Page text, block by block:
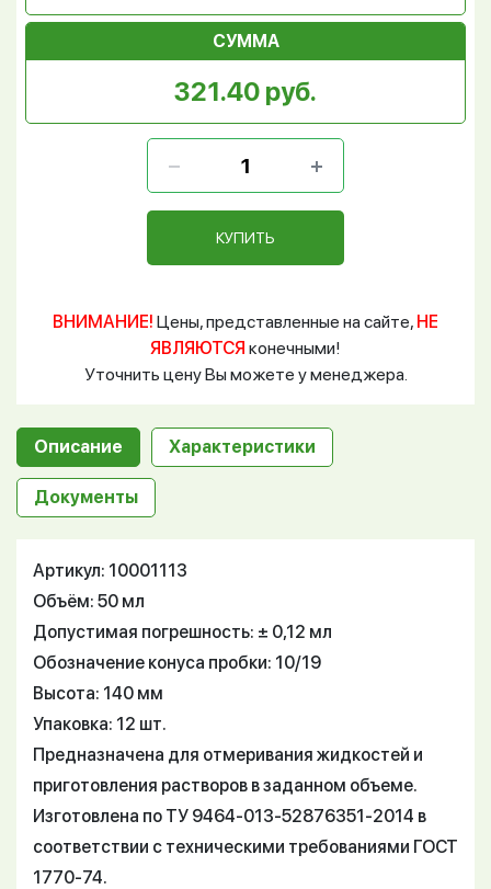
СУММА
321.40 руб.
КУПИТЬ
ВНИМАНИЕ! Цены, представленные на сайте, НЕ
ЯВЛЯЮТСЯ конечными!
Уточнить цену Вы можете у менеджера.
Описание Характеристики
Документы
Артикул: 10001113
Объём: 50 мл
Допустимая погрешность: ± 0,12 мл
Обозначение конуса пробки: 10/19
Высота: 140 мм
Упаковка: 12 шт.
Предназначена для отмеривания жидкостей и
приготовления растворов в заданном объеме.
Изготовлена по ТУ 9464-013-52876351-2014 в
соответствии с техническими требованиями ГОСТ
1770-74.